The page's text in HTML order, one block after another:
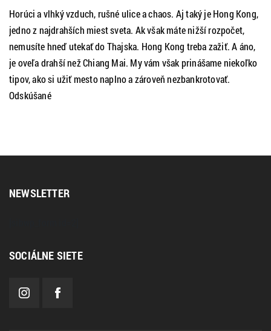
Horúci a vlhký vzduch, rušné ulice a chaos. Aj taký je Hong Kong,
jedno z najdrahších miest sveta. Ak však máte nižší rozpočet,
nemusíte hneď utekať do Thajska. Hong Kong treba zažiť. A áno,
je oveľa drahší než Chiang Mai. My vám však prinášame niekoľko
tipov, ako si užiť mesto naplno a zároveň nezbankrotovať.
Odskúšané
NEWSLETTER
SOCIÁLNE SIETE